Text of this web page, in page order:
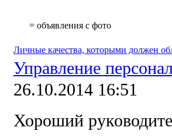
= объявления с фото
Личные качества, которыми должен
Управление
26.10.2014 16:51
Хороший